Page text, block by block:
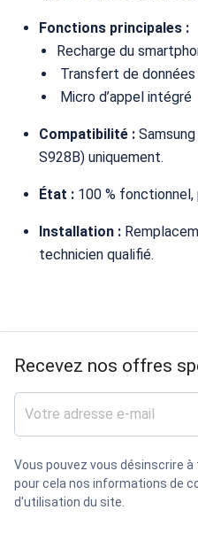
Fonctions principales :
Recharge du
Transfert de
Micro d’appel intégré
Compatibilité :
S928B) uniquement.
État : 100 % fonctionnel,
Installation :
technicien qualifié.
Recevez nos offres
Vous pouvez vous désinscrire
pour cela nos informations de
d'utilisation du site.